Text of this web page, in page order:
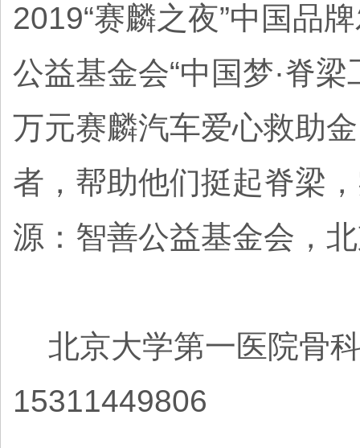
2019“赛麟之夜”中国品
公益基金会“中国梦·脊
万元赛麟汽车爱心救助
者，帮助他们挺起脊梁
源：智善公益基金会，
北京大学第一医院骨
15311449806